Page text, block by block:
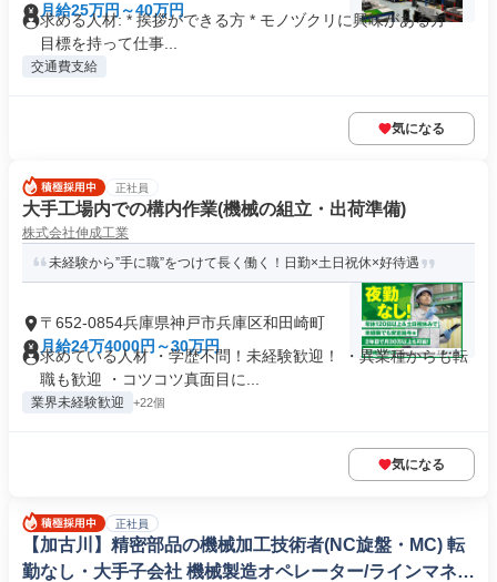
月給25万円～40万円
求める人材: * 挨拶ができる方 * モノヅクリに興味がある方 *
目標を持って仕事...
交通費支給
気になる
正社員
大手工場内での構内作業(機械の組立・出荷準備)
株式会社伸成工業
未経験から”手に職”をつけて長く働く！日勤×土日祝休×好待遇
〒652-0854兵庫県神戸市兵庫区和田崎町
月給24万4000円～30万円
求めている人材 ・学歴不問！未経験歓迎！ ・異業種からも転
職も歓迎 ・コツコツ真面目に...
業界未経験歓迎 +22個
気になる
正社員
【加古川】精密部品の機械加工技術者(NC旋盤・MC) 転
勤なし・大手子会社 機械製造オペレーター/ラインマネー